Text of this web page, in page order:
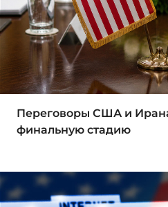
Переговоры США и
финальную стадию